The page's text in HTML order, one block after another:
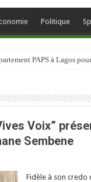
Politique
PAPS à Lagos
Voix”
Sembene
Fidèle à son credo